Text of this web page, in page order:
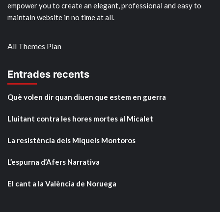
empower you to create an elegant, professional and easy to
maintain website in no time at all.
All Themes Plan
Entrades recents
Què volen dir quan diuen que estem en guerra
Lluitant contra les hores mortes al Micalet
La resistència dels Miquels Montoros
L’espurna d’Afers Narrativa
El cant a la València de Noruega